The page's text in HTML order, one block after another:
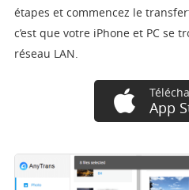
étapes et commencez le
c’est que votre iPhone et PC se
réseau LAN.
App